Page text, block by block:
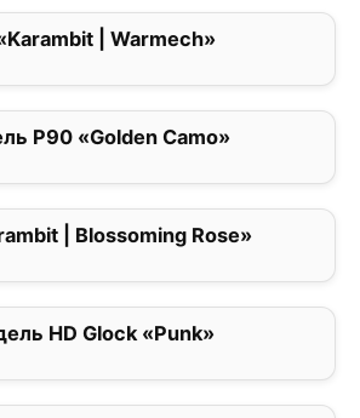
| Warmech»
P90 «Golden Camo»
| Blossoming Rose»
HD Glock «Punk»